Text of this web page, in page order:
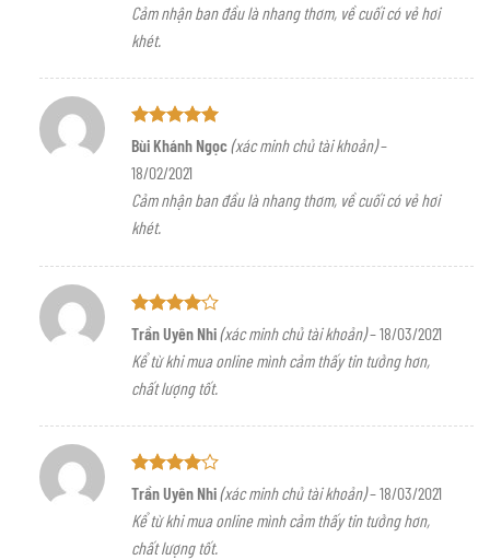
Cảm nhận ban đầu là nhang thơm, về cuối có vẻ hơi
khét.
Được xếp
hạng55
sao
Bùi Khánh Ngọc(xác minh chủ tài khoản)–
18/02/2021
Cảm nhận ban đầu là nhang thơm, về cuối có vẻ hơi
khét.
Được
xếp hạng
45 sao
Trần Uyên Nhi(xác minh chủ tài khoản)–18/03/2021
Kể từ khi mua online mình cảm thấy tin tưởng hơn,
chất lượng tốt.
Được
xếp hạng
45 sao
Trần Uyên Nhi(xác minh chủ tài khoản)–18/03/2021
Kể từ khi mua online mình cảm thấy tin tưởng hơn,
chất lượng tốt.